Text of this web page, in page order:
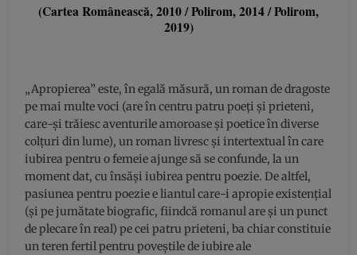
(Cartea Românească, 2010 / Polirom, 2014 / Polirom,
2019)
„Apropierea” este, în egală măsură, un roman de dragoste
pe mai multe voci (are în centru patru poeţi şi prieteni,
care-şi trăiesc aventurile amoroase şi poetice în diverse
colţuri din lume), un roman livresc şi intertextual în care
iubirea pentru o femeie ajunge să se confunde, la un
moment dat, cu însăşi iubirea pentru poezie. De altfel,
pasiunea pentru poezie e liantul care-i apropie existenţial
(şi pe jumătate biografic, fiindcă romanul are şi un punct
de plecare în real) pe cei patru prieteni, ba chiar constituie
un teren fertil pentru poveştile de iubire ale